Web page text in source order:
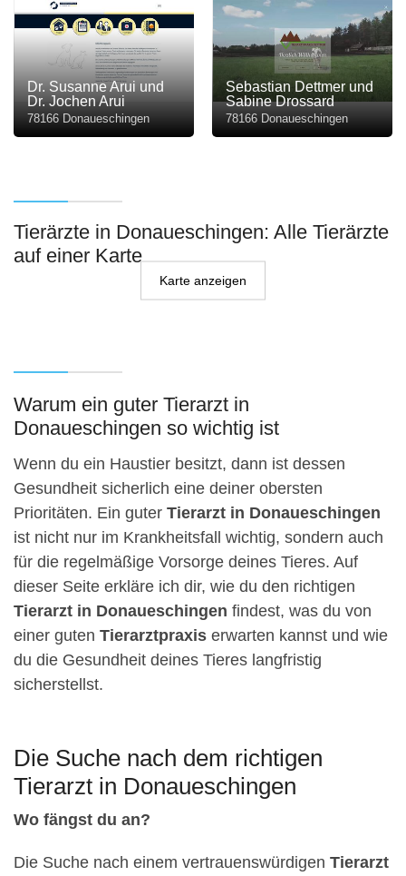
Dr. Susanne Arui und
Dr. Jochen Arui
78166 Donaueschingen
Sebastian Dettmer und
Sabine Drossard
78166 Donaueschingen
Tierärzte in Donaueschingen: Alle Tierärzte
auf einer Karte
Karte anzeigen
Warum ein guter Tierarzt in
Donaueschingen so wichtig ist
Wenn du ein Haustier besitzt, dann ist dessen
Gesundheit sicherlich eine deiner obersten
Prioritäten. Ein guter Tierarzt in Donaueschingen
ist nicht nur im Krankheitsfall wichtig, sondern auch
für die regelmäßige Vorsorge deines Tieres. Auf
dieser Seite erkläre ich dir, wie du den richtigen
Tierarzt in Donaueschingen findest, was du von
einer guten Tierarztpraxis erwarten kannst und wie
du die Gesundheit deines Tieres langfristig
sicherstellst.
Die Suche nach dem richtigen
Tierarzt in Donaueschingen
Wo fängst du an?
Die Suche nach einem vertrauenswürdigen Tierarzt